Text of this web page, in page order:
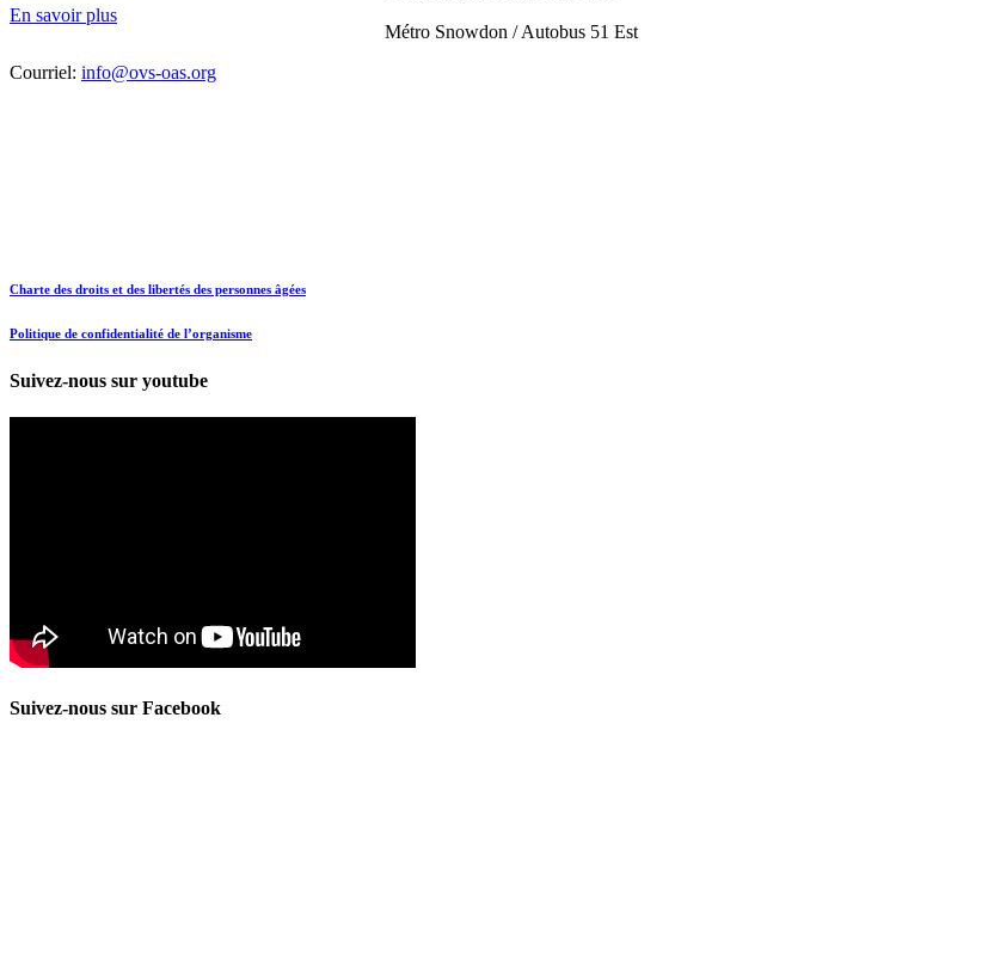
En savoir plus
Métro Snowdon / Autobus 51 Est
Courriel: info@ovs-oas.org
Charte des droits et des libertés des personnes âgées
Politique de confidentialité de l’organisme
Suivez-nous sur youtube
Suivez-nous sur Facebook